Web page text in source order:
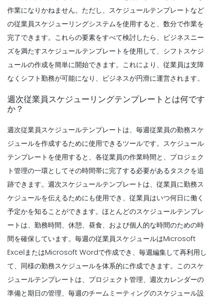
無料リソーススケジューリングプラクティ
スの改善を始める
Scheduling
あなたのビジネスを自動化するために使用
できる最高の毎日のスケジュールメーカー
Michelle Jaco Oct 12, 2020
5 仕事のスケジューリング災害を防ぐ方法
Michelle Jaco Oct 12, 2020
Scheduling
あなたのスケジューリングプラクティスを
Michelle Jaco Oct 12, 2020
Scheduling
作業スケジュールカレンダーを作成するた
めの3つの最良の方法
従業員のスケジュール規制
Michelle Jaco Oct 12, 2020
Management
あなたのモチベーションを維持するための
Michelle Jaco Oct 12, 2020
Management
レストランマネージャーの時間管理として
Michelle Jaco Oct 12, 2020
Management
スケジューリングアプリの使用がビジネス
にとって利益を上げる理由従業員のスケジ
ューリングにはスプレッドシートを使用
Michelle Jaco Oct 12, 2020
Management
レストラン労働法レストランオーナー
Michelle Jaco Oct 12, 2020
作業になりかねません。ただし、スケジュールテンプレートなど
の従業員スケジューリングシステムを使用すると、数分で作業を
完了できます。これらの要素をすべて検討したら、ビジネスニー
ズを満たすスケジュールテンプレートを使用して、シフトスケジ
ュールの作成を簡単に開始できます。これにより、従業員は支障
なくシフト勤務が可能になり、ビジネスが円滑に運営されます。
週次従業員スケジューリングテンプレートとは何です
か？
週次従業員スケジュールテンプレートは、毎週従業員の勤務スケ
ジュールを作成するために使用できるツールです。スケジュール
テンプレートを使用すると、各従業員の作業時間と、プロジェク
ト管理の一環としてその時間帯に完了する必要があるタスクを追
跡できます。週次スケジュールテンプレートは、従業員に勤務ス
ケジュールを伝えるためにも使用でき、従業員はいつ何日に働く
予定かを知ることができます。ほとんどのスケジュールテンプレ
ートは、勤務時間、休憩、昼食、および個人的な時間のための時
間を確保しています。 毎週の従業員スケジュールはMicrosoft
ExcelまたはMicrosoft Wordで作成でき、毎週編集して再利用し
て、同様の勤務スケジュールを体系的に作成できます。このスケ
ジュールテンプレートは、プロジェクト管理、週次カレンダーの
準備と期日の管理、毎週のチームミーティングのスケジュール設